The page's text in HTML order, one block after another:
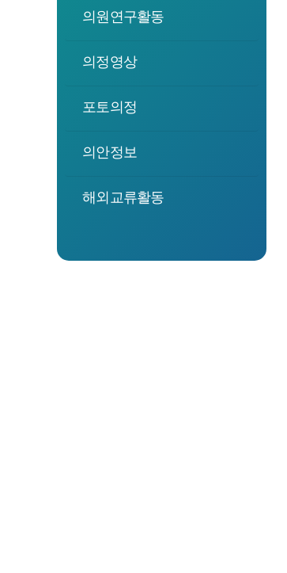
의원연구활동
의정영상
포토의정
의안정보
해외교류활동